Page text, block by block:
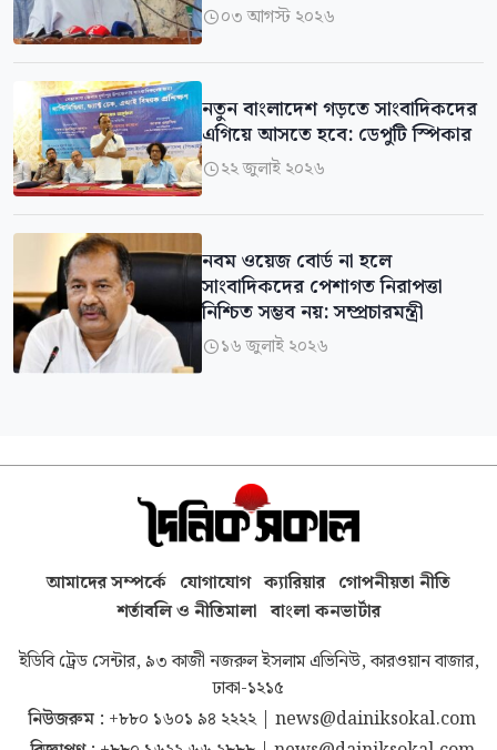
০৩ আগস্ট ২০২৬
নতুন বাংলাদেশ গড়তে সাংবাদিকদের
এগিয়ে আসতে হবে: ডেপুটি স্পিকার
২২ জুলাই ২০২৬
নবম ওয়েজ বোর্ড না হলে
সাংবাদিকদের পেশাগত নিরাপত্তা
নিশ্চিত সম্ভব নয়: সম্প্রচারমন্ত্রী
১৬ জুলাই ২০২৬
আমাদের সম্পর্কে যোগাযোগ ক্যারিয়ার গোপনীয়তা নীতি
শর্তাবলি ও নীতিমালা বাংলা কনভার্টার
ইডিবি ট্রেড সেন্টার, ৯৩ কাজী নজরুল ইসলাম এভিনিউ, কারওয়ান বাজার,
ঢাকা-১২১৫
নিউজরুম : +৮৮০ ১৬০১ ৯৪ ২২২২| news@dainiksokal.com